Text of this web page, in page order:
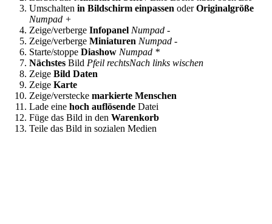
Umschalten in Bildschirm einpassen oderOriginalgröße
Numpad +
Zeige/verberge Infopanel Numpad -
Zeige/verberge Miniaturen Numpad -
Starte/stoppe Diashow Numpad *
Nächstes Bild Pfeil rechtsNach links wischen
Zeige Bild Daten
Zeige Karte
Zeige/verstecke markierte Menschen
Lade eine hoch auflösende Datei
Füge das Bild in den Warenkorb
Teile das Bild in sozialen Medien